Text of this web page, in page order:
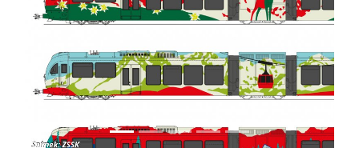
Previous Next